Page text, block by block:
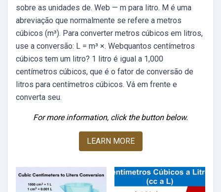
sobre as unidades de. Web — m para litro. M é uma
abreviação que normalmente se refere a metros
cúbicos (m³). Para converter metros cúbicos em litros,
use a conversão: L = m³ ×. Webquantos centímetros
cúbicos tem um litro? 1 litro é igual a 1,000
centímetros cúbicos, que é o fator de conversão de
litros para centímetros cúbicos. Vá em frente e
converta seu.
For more information, click the button below.
LEARN MORE